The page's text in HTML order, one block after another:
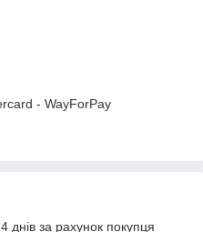
- WayForPay
за рахунок покупця